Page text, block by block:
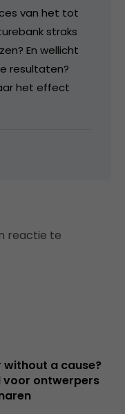
van het tot
straks
En wellicht
resultaten?
het effect
reactie te
without a cause?
voor ontwerpers